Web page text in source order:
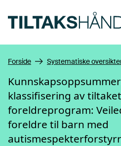
Forside Systematiske
klassifisering av
foreldreprogram:
foreldre til barn med